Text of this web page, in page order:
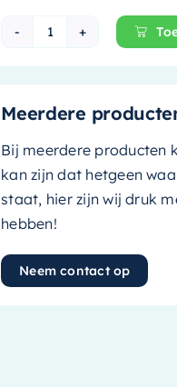
Mondiaz
Meerdere
Bij meerdere producten
kan zijn dat hetgeen
staat, hier zijn wij druk
hebben!
Neem contact op